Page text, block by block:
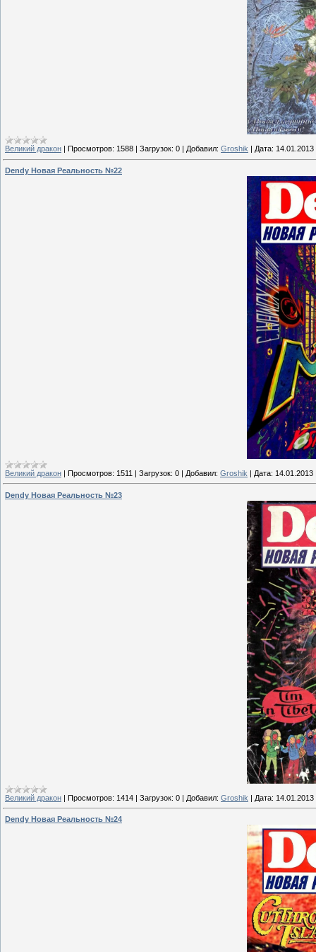
Великий дракон Просмотров: 1588 Загрузок: 0 Добавил: Groshik Дата: 14.01.2013
Dendy Новая Реальность №22
Великий дракон | Просмотров: 1511 | Загрузок: 0 | Добавил: Groshik | Дата: 14.01.2013
Dendy Новая Реальность №23
Великий дракон | Просмотров: 1414 | Загрузок: 0 | Добавил: Groshik | Дата: 14.01.2013
Dendy Новая Реальность №24